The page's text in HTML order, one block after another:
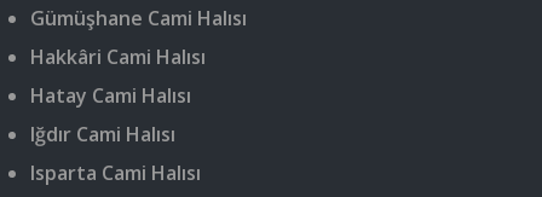
Gümüşhane Cami Halısı
Hakkâri Cami Halısı
Hatay Cami Halısı
Iğdır Cami Halısı
Isparta Cami Halısı